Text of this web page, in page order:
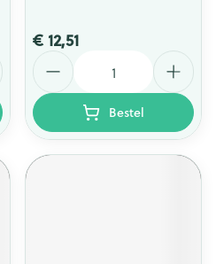
€ 12,51
Aantal
Bestel